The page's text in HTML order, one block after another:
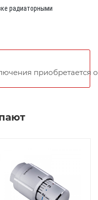
радиаторными
приобретается